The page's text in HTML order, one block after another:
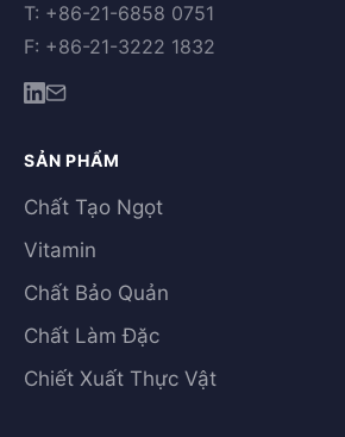
T: +86-21-6858 0751
F: +86-21-3222 1832
SẢN PHẨM
Chất Tạo Ngọt
Vitamin
Chất Bảo Quản
Chất Làm Đặc
Chiết Xuất Thực Vật